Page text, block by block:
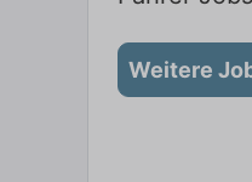
Weitere